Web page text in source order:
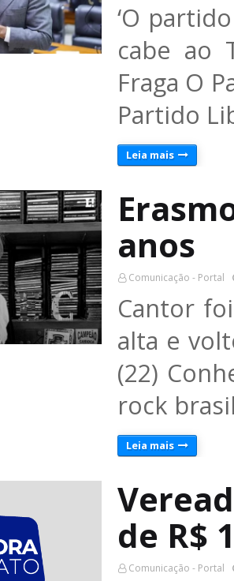
‘O
cabe ao
Fraga O
Partido
Leia mais
anos
Comunicação - Portal
Cantor
alta e
(22)
rock
Leia mais
de R$
Comunicação - Portal